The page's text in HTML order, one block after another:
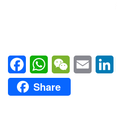
FacebookWhatsAppWeChatEmail
Share